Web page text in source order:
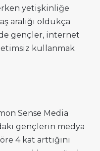
yetişkinliğe
aralığı oldukça
gençler, internet
kullanmak
Sense Media
gençlerin medya
4 kat arttığını